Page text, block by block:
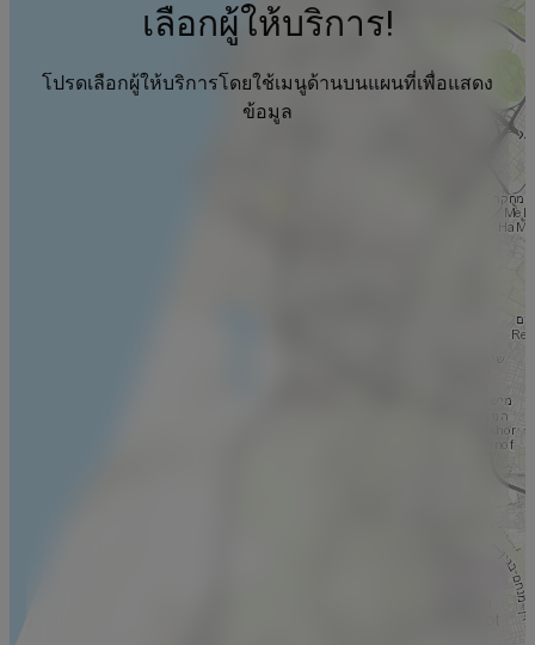
เลือกผู้ให้บริการ!
โปรดเลือกผู้ให้บริการโดยใช้เมนูด้านบนแผนที่เพื่อแสดง
ข้อมูล